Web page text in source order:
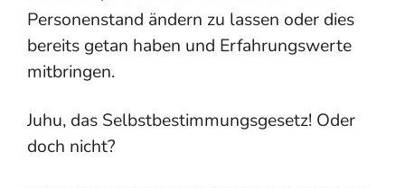
Personenstand ändern zu lassen oder dies
bereits getan haben und Erfahrungswerte
mitbringen.
Juhu, das Selbstbestimmungsgesetz! Oder
doch nicht?